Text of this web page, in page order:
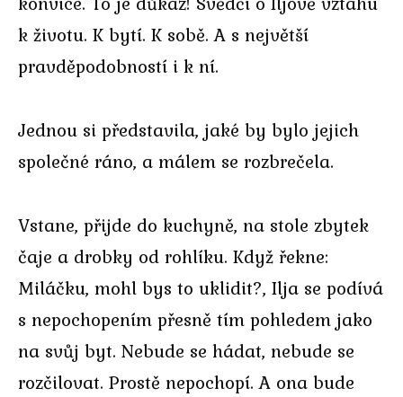
k životu. K bytí. K sobě. A s největší
pravděpodobností i k ní.
Jednou si představila, jaké by bylo jejich
společné ráno, a málem se rozbrečela.
Vstane, přijde do kuchyně, na stole zbytek
čaje a drobky od rohlíku. Když řekne:
Miláčku, mohl bys to uklidit?, Ilja se podívá
s nepochopením přesně tím pohledem jako
na svůj byt. Nebude se hádat, nebude se
rozčilovat. Prostě nepochopí. A ona bude